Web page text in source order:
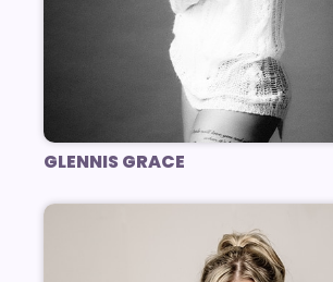
GLENNIS GRACE